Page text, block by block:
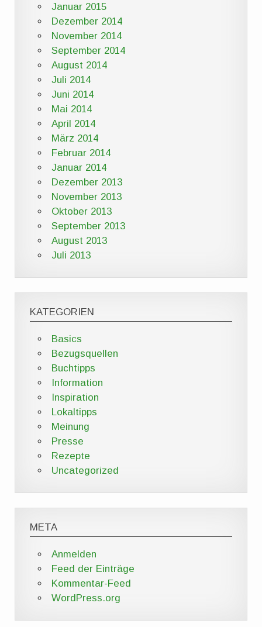
Januar 2015
Dezember 2014
November 2014
September 2014
August 2014
Juli 2014
Juni 2014
Mai 2014
April 2014
März 2014
Februar 2014
Januar 2014
Dezember 2013
November 2013
Oktober 2013
September 2013
August 2013
Juli 2013
KATEGORIEN
Basics
Bezugsquellen
Buchtipps
Information
Inspiration
Lokaltipps
Meinung
Presse
Rezepte
Uncategorized
META
Anmelden
Feed der Einträge
Kommentar-Feed
WordPress.org